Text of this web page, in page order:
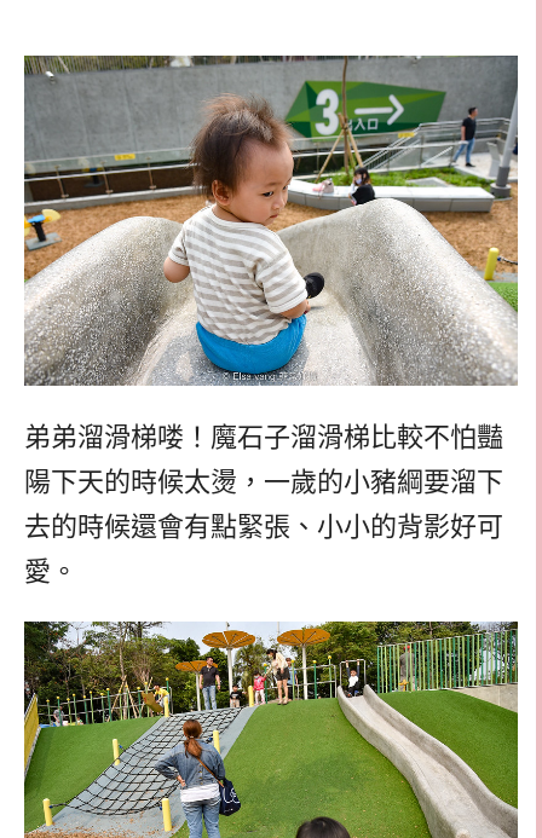
弟弟溜滑梯喽！魔石子溜滑梯比較不怕豔
陽下天的時候太燙，一歲的小豬綱要溜下
去的時候還會有點緊張、小小的背影好可
愛。